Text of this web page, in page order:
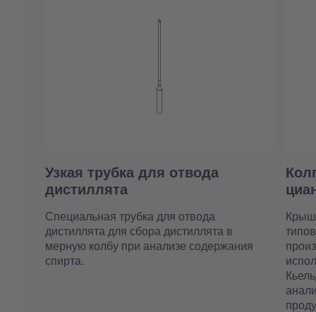
Узкая трубка для отвода
дистиллята
Специальная трубка для отвода
дистиллята для сбора дистиллята в
мерную колбу при анализе содержания
спирта.